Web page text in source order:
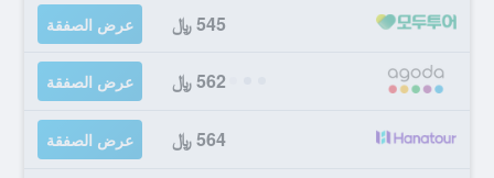
545 ﷼ عرض الصفقة
562 ﷼ عرض الصفقة
564 ﷼ عرض الصفقة